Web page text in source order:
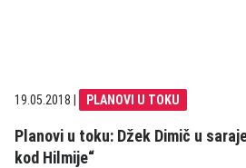
19.05.2018 PLANOVI U TOKU
Planovi u toku: Džek Dimič u
kod Hilmije“